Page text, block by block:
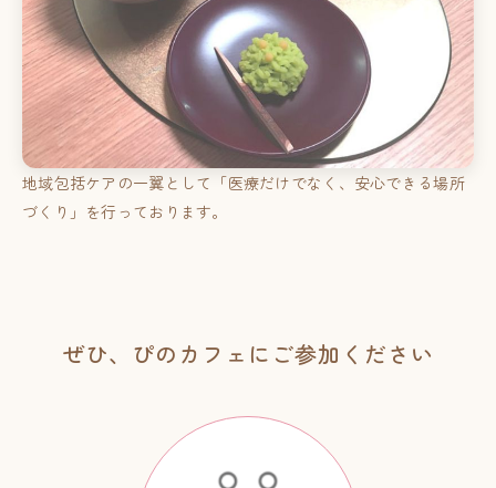
地域包括ケアの一翼として「医療だけでなく、安心できる場所
づくり」を行っております。
ぜひ、ぴのカフェにご参加ください